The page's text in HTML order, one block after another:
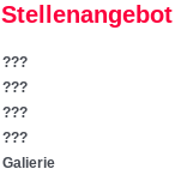
Stellenangebot
???
???
???
???
Galierie